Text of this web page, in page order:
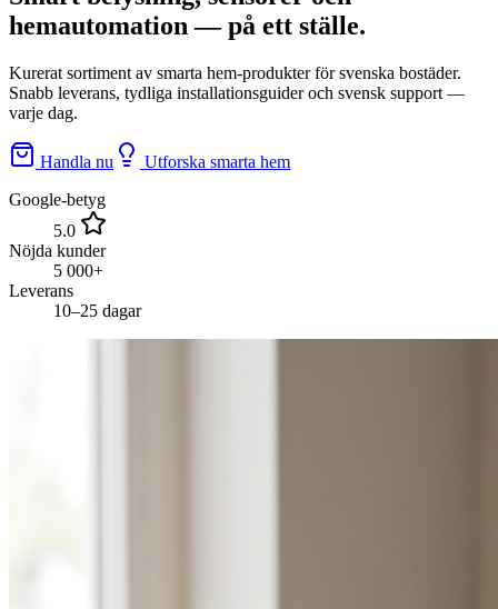
hemautomation — på ett ställe.
Kurerat sortiment av smarta hem-produkter för svenska bostäder.
Snabb leverans, tydliga installationsguider och svensk support —
varje dag.
Handla nu
Utforska smarta hem
Google-betyg
5.0
Nöjda kunder
5 000+
Leverans
10–25 dagar